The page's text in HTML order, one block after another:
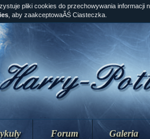
Forum Galeria
pliki cookies do przechowywania informacji
, aby zaakceptowaĂŚ Ciasteczka.